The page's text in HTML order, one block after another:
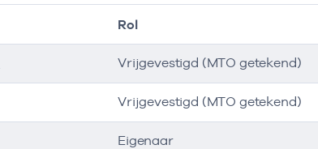
Rol
Vrijgevestigd (MTO getekend)
Vrijgevestigd (MTO getekend)
Eigenaar